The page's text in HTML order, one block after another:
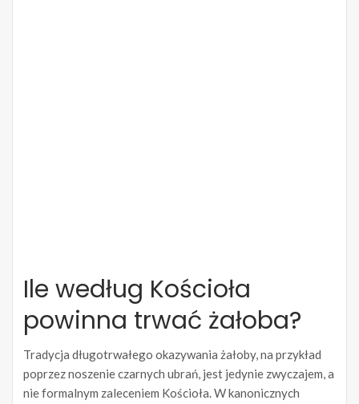
Ile według Kościoła
powinna trwać żałoba?
Tradycja długotrwałego okazywania żałoby, na przykład
poprzez noszenie czarnych ubrań, jest jedynie zwyczajem, a
nie formalnym zaleceniem Kościoła. W kanonicznych